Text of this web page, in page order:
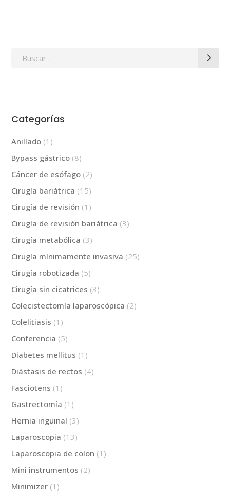
Search
Categorías
Anillado (1)
Bypass gástrico (8)
Cáncer de esófago (2)
Cirugía bariátrica (15)
Cirugía de revisión (1)
Cirugía de revisión bariátrica (3)
Cirugía metabólica (3)
Cirugía mínimamente invasiva (25)
Cirugía robotizada (5)
Cirugía sin cicatrices (3)
Colecistectomía laparoscópica (2)
Colelitiasis (1)
Conferencia (5)
Diabetes mellitus (1)
Diástasis de rectos (4)
Fasciotens (1)
Gastrectomía (1)
Hernia inguinal (3)
Laparoscopia (13)
Laparoscopia de colon (1)
Mini instrumentos (2)
Minimizer (1)